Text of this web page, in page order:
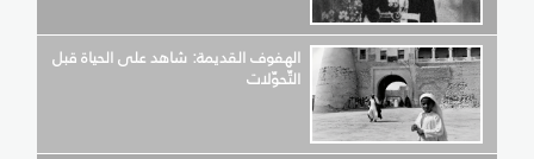
الهفوف القديمة: شاهد على الحياة قبل
التّحوّلات